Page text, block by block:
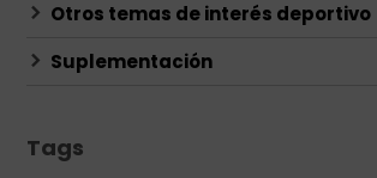
Otros temas de interés deportivo
Suplementación
Tags